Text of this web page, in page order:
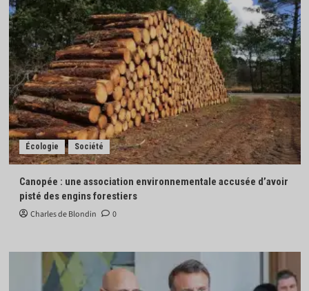
Écologie Société
Canopée : une association environnementale accusée d’avoir
pisté des engins forestiers
Charles de Blondin 0